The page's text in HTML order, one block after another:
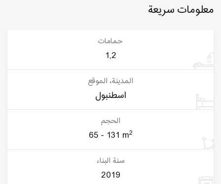
معلومات سريعة
حمامات
1,2
المدينة، الموقع
اسطنبول
الحجم
65 - 131 m2
سنة البناء
2019